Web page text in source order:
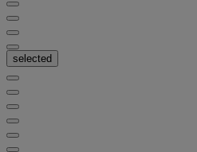
selected